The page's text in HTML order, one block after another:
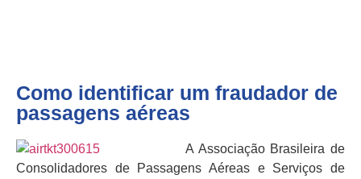
Como identificar um fraudador de
passagens aéreas
A Associação Brasileira de
Consolidadores de Passagens Aéreas e Serviços de